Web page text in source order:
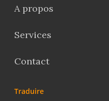
A propos
Services
Contact
Traduire